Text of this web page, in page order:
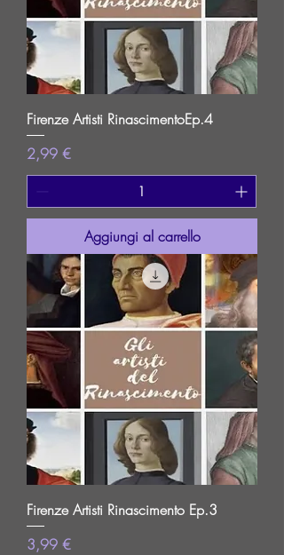
Firenze Artisti RinascimentoEp.4
Prezzo
2,99 €
Aggiungi al carrello
Firenze Artisti Rinascimento Ep.3
Prezzo
3,99 €